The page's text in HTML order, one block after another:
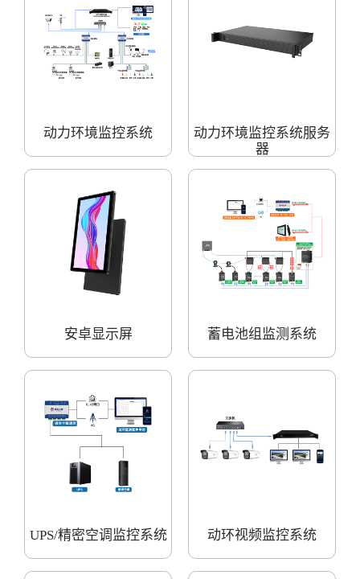
动力环境监控系统
动力环境监控系统服务
器
安卓显示屏 蓄电池组监测系统
UPS/精密空调监控系统 动环视频监控系统